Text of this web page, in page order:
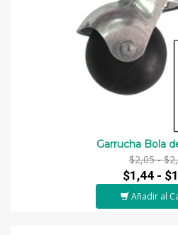
Garrucha Bola
$2,05 -
$1,44 -
Añadir al